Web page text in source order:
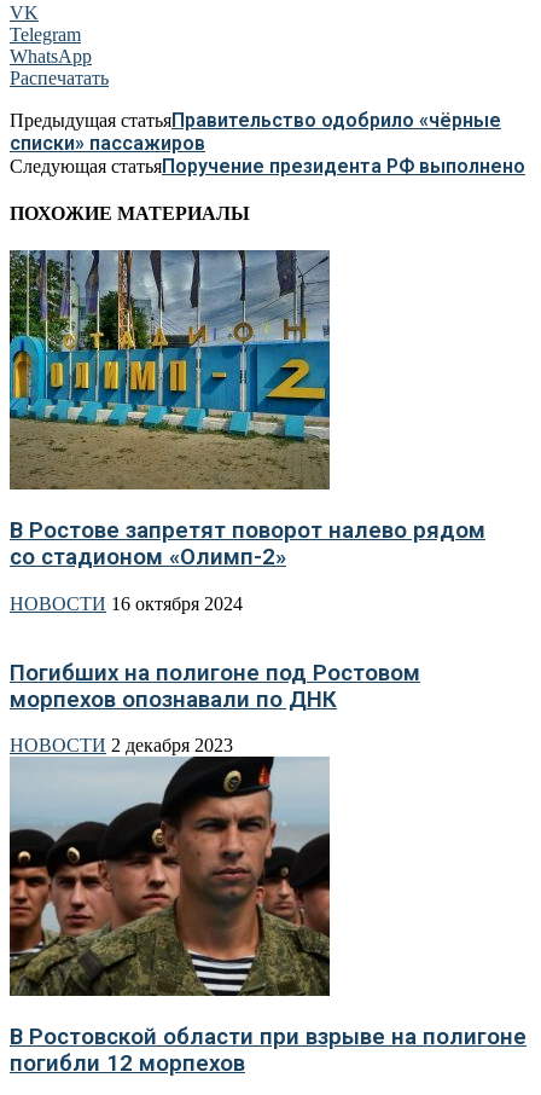
VK
Telegram
WhatsApp
Распечатать
Предыдущая статьяПравительство одобрило «чёрные
списки» пассажиров
Следующая статьяПоручение президента РФ выполнено
ПОХОЖИЕ МАТЕРИАЛЫ
В Ростове запретят поворот налево рядом
со стадионом «Олимп-2»
НОВОСТИ 16 октября 2024
Погибших на полигоне под Ростовом
морпехов опознавали по ДНК
НОВОСТИ 2 декабря 2023
В Ростовской области при взрыве на полигоне
погибли 12 морпехов